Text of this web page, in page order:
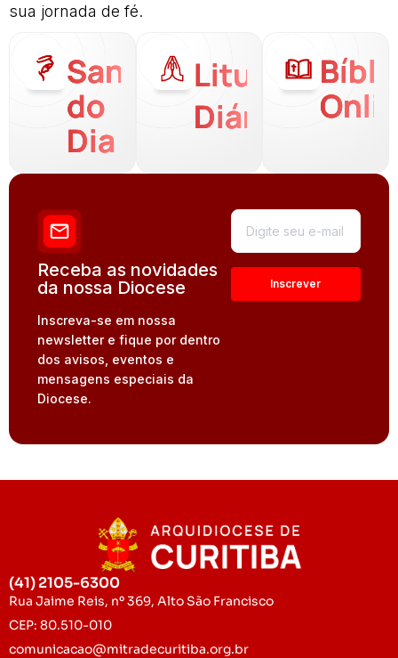
sua jornada de fé.
Santo
do
Dia
Liturgia
Diária
Receba as novidades
da nossa Diocese
Inscreva-se em nossa
newsletter e fique por dentro
dos avisos, eventos e
mensagens especiais da
Diocese.
(41) 2105-6300
Rua Jaime Reis, nº 369, Alto São Francisco
CEP: 80.510-010
comunicacao@mitradecuritiba.org.br